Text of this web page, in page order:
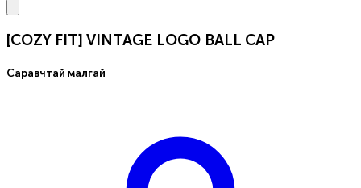
[COZY FIT] VINTAGE LOGO BALL CAP
Саравчтай малгай